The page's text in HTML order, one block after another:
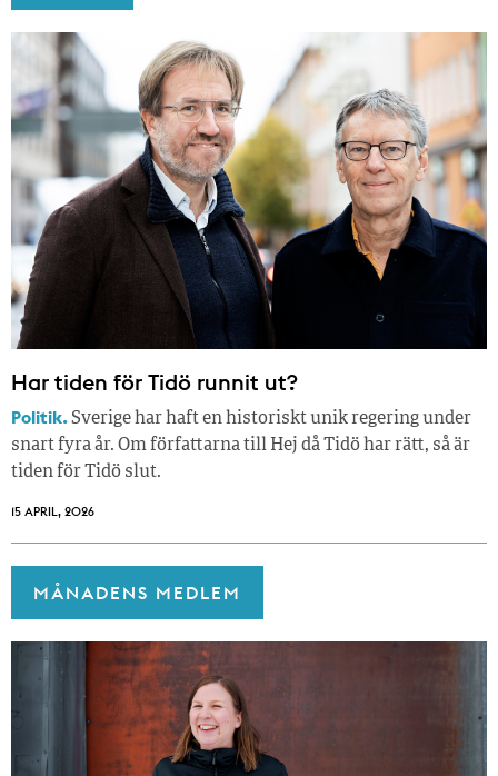
Har tiden för Tidö runnit ut?
Politik.Sverige har haft en historiskt unik regering under
snart fyra år. Om författarna till Hej då Tidö har rätt, så är
tiden för Tidö slut.
15 APRIL, 2026
MÅNADENS MEDLEM